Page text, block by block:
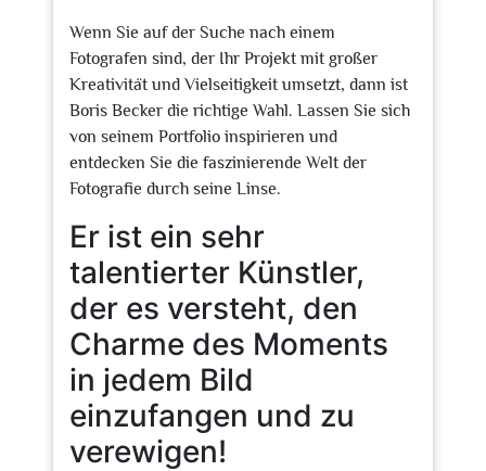
Wenn Sie auf der Suche nach einem
Fotografen sind, der Ihr Projekt mit großer
Kreativität und Vielseitigkeit umsetzt, dann ist
Boris Becker die richtige Wahl. Lassen Sie sich
von seinem Portfolio inspirieren und
entdecken Sie die faszinierende Welt der
Fotografie durch seine Linse.
Er ist ein sehr
talentierter Künstler,
der es versteht, den
Charme des Moments
in jedem Bild
einzufangen und zu
verewigen!